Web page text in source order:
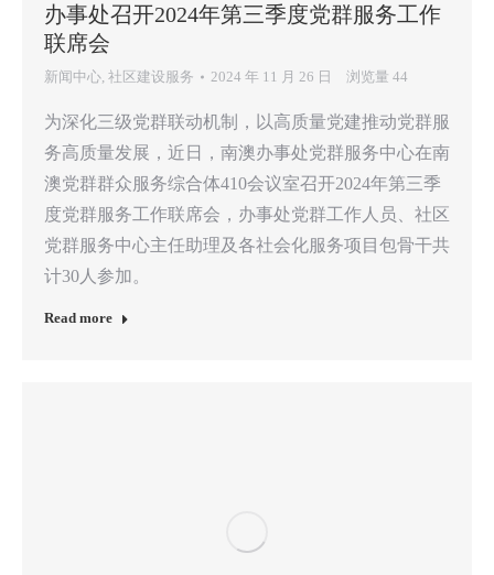
办事处召开2024年第三季度党群服务工作
联席会
新闻中心, 社区建设服务 2024 年 11 月 26 日 浏览量 44
为深化三级党群联动机制，以高质量党建推动党群服
务高质量发展，近日，南澳办事处党群服务中心在南
澳党群群众服务综合体410会议室召开2024年第三季
度党群服务工作联席会，办事处党群工作人员、社区
党群服务中心主任助理及各社会化服务项目包骨干共
计30人参加。
Read more